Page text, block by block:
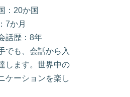
：20か国
7か月
話歴：8年
でも、会話から入
します。世界中の
ケーションを楽し